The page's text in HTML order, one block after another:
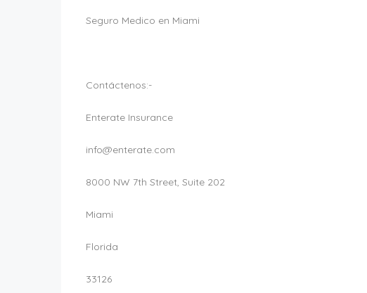
Seguro Medico en Miami
Contáctenos:-
Enterate Insurance
info@enterate.com
8000 NW 7th Street, Suite 202
Miami
Florida
33126